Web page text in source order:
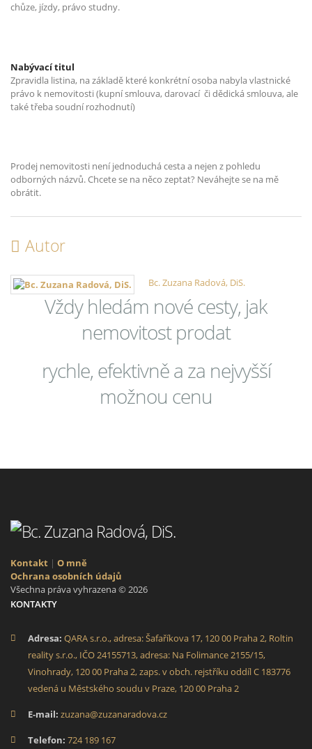
chůze, jízdy, právo studny.
Nabývací titul
Zpravidla listina, na základě které konkrétní osoba nabyla vlastnické
právo k nemovitosti (kupní smlouva, darovací či dědická smlouva, ale
také třeba soudní rozhodnutí)
Prodej nemovitosti není jednoduchá cesta a nejen z pohledu
odborných názvů. Chcete se na něco zeptat? Neváhejte se na mě
obrátit.
Autor
Bc. Zuzana Radová, DiS.
Vždy hledám nové cesty, jak
nemovitost prodat
rychle, efektivně a za nejvyšší
možnou cenu
Kontakt | O mně
Ochrana osobních údajů
Všechna práva vyhrazena © 2026
KONTAKTY
Adresa: QARA s.r.o., adresa: Šafaříkova 17, 120 00 Praha 2, Roltin
reality s.r.o., IČO 24155713, adresa: Na Folimance 2155/15,
Vinohrady, 120 00 Praha 2, zaps. v obch. rejstříku oddíl C 183776
vedená u Městského soudu v Praze, 120 00 Praha 2
E-mail: zuzana@zuzanaradova.cz
Telefon: 724 189 167